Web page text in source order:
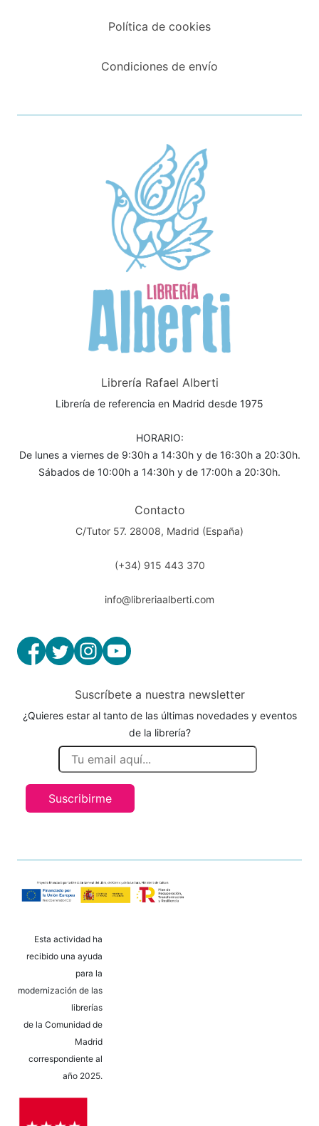
Política de cookies
Condiciones de envío
Librería Rafael Alberti
Librería de referencia en Madrid desde 1975
HORARIO:
De lunes a viernes de 9:30h a 14:30h y de 16:30h a 20:30h.
Sábados de 10:00h a 14:30h y de 17:00h a 20:30h.
Contacto
C/Tutor 57. 28008, Madrid (España)
(+34) 915 443 370
info@libreriaalberti.com
Suscríbete a nuestra newsletter
¿Quieres estar al tanto de las últimas novedades y eventos
de la librería?
Suscribirme
Esta actividad ha
recibido una ayuda
para la
modernización de las
librerías
de la Comunidad de
Madrid
correspondiente al
año 2025.